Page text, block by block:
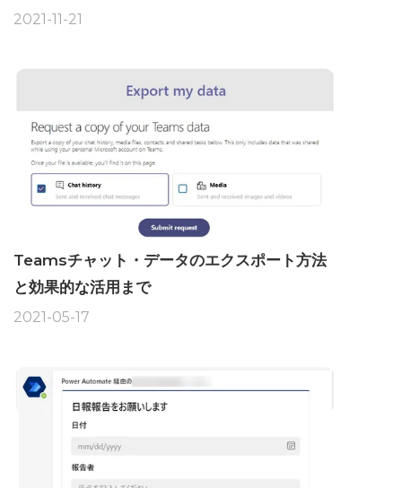
2021-11-21
Teamsチャット・データのエクスポート方法
と効果的な活用まで
2021-05-17